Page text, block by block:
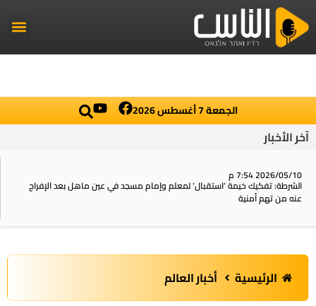
الجمعة 7 أغسطس 2026
آخر الأخبار
2026/05/10 7:54 م
الشرطة: تفكيك خيمة ‘استقبال‘ لمعلم وإمام مسجد في عين ماهل بعد الإفراج
عنه من تهم أمنية
الرئيسية أخبار العالم